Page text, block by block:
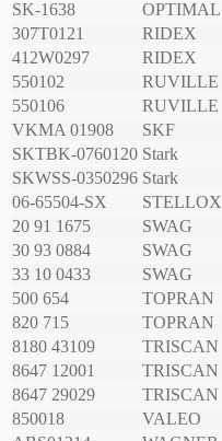
SK-1638
OPTIMAL
307T0121
RIDEX
412W0297
RIDEX
550102
RUVILLE
550106
RUVILLE
VKMA 01908
SKF
SKTBK-0760120 Stark
SKWSS-0350296 Stark
06-65504-SX
STELLOX
20 91 1675
SWAG
30 93 0884
SWAG
33 10 0433
SWAG
500 654
TOPRAN
820 715
TOPRAN
8180 43109
TRISCAN
8647 12001
TRISCAN
8647 29029
TRISCAN
850018
VALEO